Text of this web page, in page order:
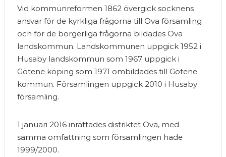
Vid kommunreformen 1862 övergick socknens
ansvar för de kyrkliga frågorna till Ova församling
och för de borgerliga frågorna bildades Ova
landskommun. Landskommunen uppgick 1952 i
Husaby landskommun som 1967 uppgick i
Götene köping som 1971 ombildades till Götene
kommun. Församlingen uppgick 2010 i Husaby
församling.
1 januari 2016 inrättades distriktet Ova, med
samma omfattning som församlingen hade
1999/2000.